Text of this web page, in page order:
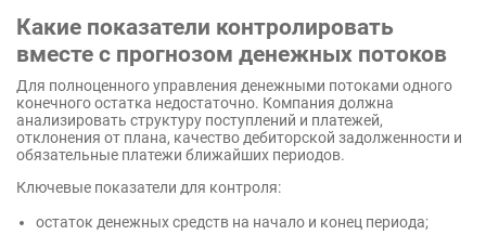
Какие показатели контролировать
вместе с прогнозом денежных потоков
Для полноценного управления денежными потоками одного
конечного остатка недостаточно. Компания должна
анализировать структуру поступлений и платежей,
отклонения от плана, качество дебиторской задолженности и
обязательные платежи ближайших периодов.
Ключевые показатели для контроля:
остаток денежных средств на начало и конец периода;